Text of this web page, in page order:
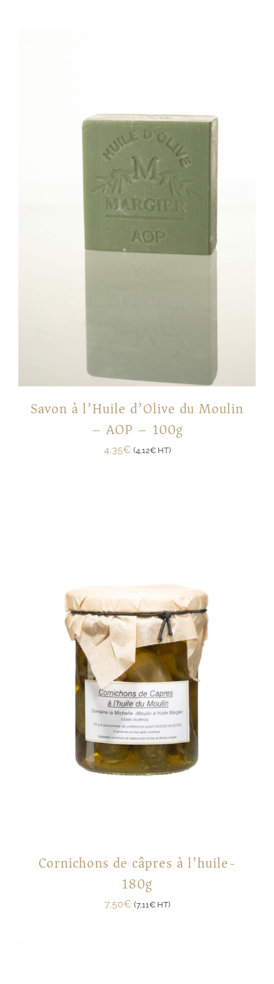
Savon à l’Huile d’Olive du Moulin
– AOP – 100g
4,35€ (4,12€HT)
Cornichons de câpres à l’huile-
180g
7,50€ (7,11€HT)